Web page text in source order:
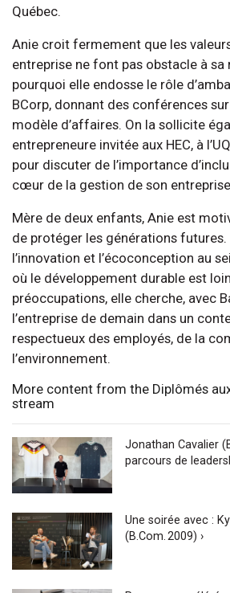
Québec.
Anie croit fermement que les
entreprise ne font pas obstacle à sa
pourquoi elle endosse le rôle
BCorp, donnant des conférences
modèle d’affaires. On la sollicite
entrepreneure invitée aux HEC, à
pour discuter de l’importance
cœur de la gestion de son
Mère de deux enfants, Anie est
de protéger les générations futures.
l’innovation et l’écoconception au
où le développement durable est
préoccupations, elle cherche, avec
l’entreprise de demain dans un
respectueux des employés, de la
l’environnement.
More content from the Diplômés
stream
Jonathan Cavalier
parcours de
Une soirée avec :
(B.Com. 2009) ›